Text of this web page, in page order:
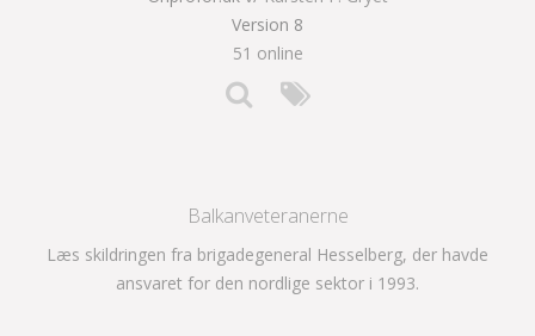
Version 8
51 online
Balkanveteranerne
Læs skildringen fra brigadegeneral Hesselberg, der havde
ansvaret for den nordlige sektor i 1993.